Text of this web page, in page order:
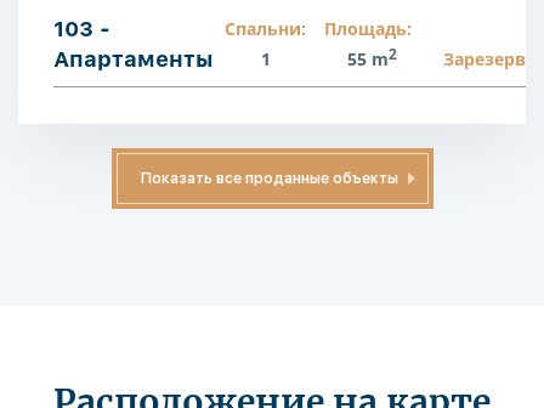
103 -
Апартаменты
Спальни:
1
Площадь:
55 m2
Показать все проданные объекты